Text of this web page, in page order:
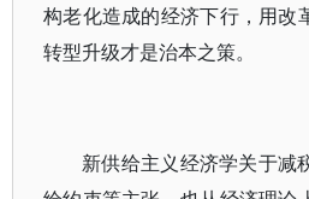
构老化造成的经济下行，用改
转型升级才是治本之策。
新供给主义经济学关于减